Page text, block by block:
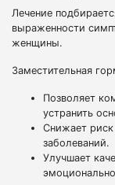
Лечение
выраженности
женщины.
Заместительная
Позволяет
устранить
Снижает риск
заболеваний.
Улучшает